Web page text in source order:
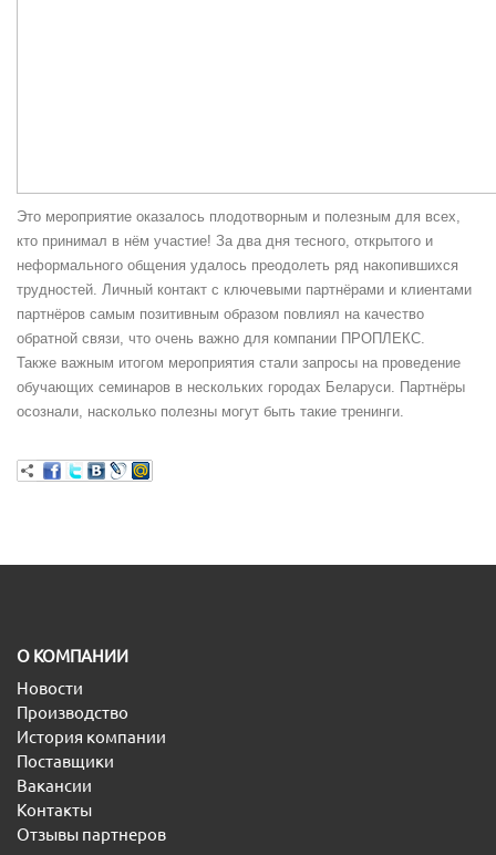
Это мероприятие оказалось плодотворным и полезным для всех,
кто принимал в нём участие! За два дня тесного, открытого и
неформального общения удалось преодолеть ряд накопившихся
трудностей. Личный контакт с ключевыми партнёрами и клиентами
партнёров самым позитивным образом повлиял на качество
обратной связи, что очень важно для компании ПРОПЛЕКС.
Также важным итогом мероприятия стали запросы на проведение
обучающих семинаров в нескольких городах Беларуси. Партнёры
осознали, насколько полезны могут быть такие тренинги.
O КОМПАНИИ
Новости
Производство
История компании
Поставщики
Вакансии
Контакты
Отзывы партнеров